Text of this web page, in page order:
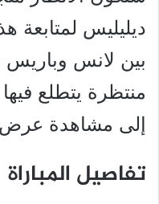
ديليليس لمتابعة
بين لانس
منتظرة يتطلع
إلى مشاهدة عرض
تفاصيل المباراة